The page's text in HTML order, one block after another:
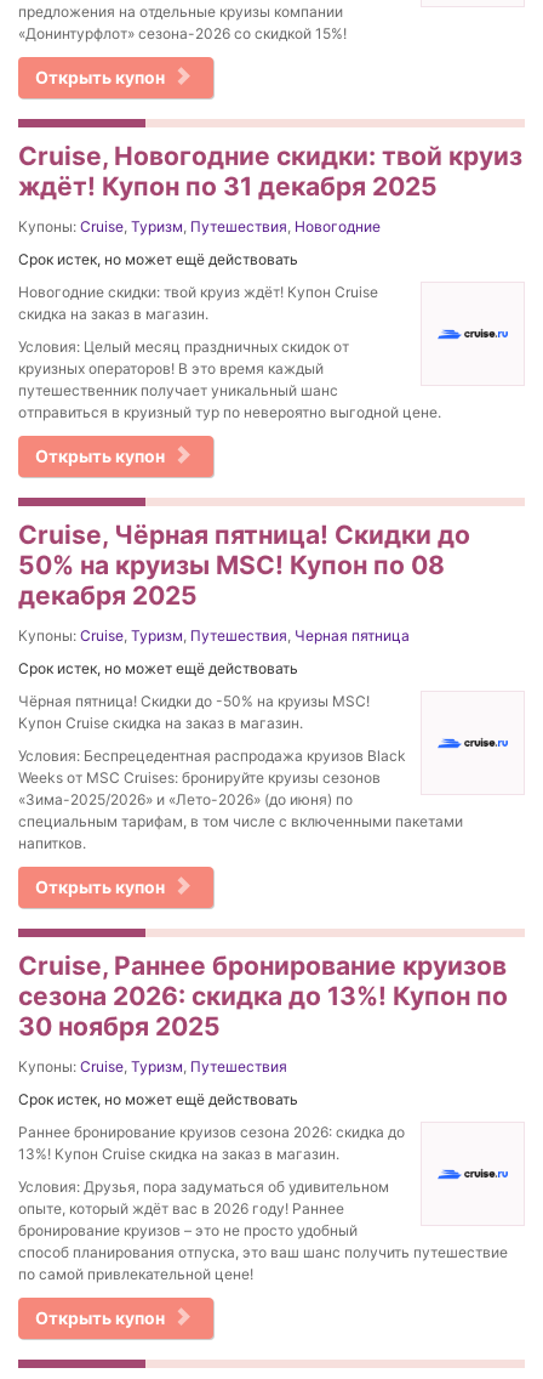
предложения на отдельные круизы компании
«Донинтурфлот» сезона-2026 со скидкой 15%!
Открыть купон
Cruise, Новогодние скидки: твой круиз
ждёт! Купон по 31 декабря 2025
Купоны: Cruise Туризм Путешествия Новогодние
Срок истек, но может ещё действовать
Новогодние скидки: твой круиз ждёт! Купон Cruise
скидка на заказ в магазин.
Условия: Целый месяц праздничных скидок от
круизных операторов! В это время каждый
путешественник получает уникальный шанс
отправиться в круизный тур по невероятно выгодной цене.
Открыть купон
Cruise, Чёрная пятница! Скидки до
50% на круизы MSC! Купон по 08
декабря 2025
Купоны: Cruise Туризм Путешествия Черная пятница
Срок истек, но может ещё действовать
Чёрная пятница! Скидки до -50% на круизы MSC!
Купон Cruise скидка на заказ в магазин.
Условия: Беспрецедентная распродажа круизов Black
Weeks от MSC Cruises: бронируйте круизы сезонов
«Зима-2025/2026» и «Лето-2026» (до июня) по
специальным тарифам, в том числе с включенными пакетами
напитков.
Открыть купон
Cruise, Раннее бронирование круизов
сезона 2026: скидка до 13%! Купон по
30 ноября 2025
Купоны: Cruise Туризм Путешествия
Срок истек, но может ещё действовать
Раннее бронирование круизов сезона 2026: скидка до
13%! Купон Cruise скидка на заказ в магазин.
Условия: Друзья, пора задуматься об удивительном
опыте, который ждёт вас в 2026 году! Раннее
бронирование круизов – это не просто удобный
способ планирования отпуска, это ваш шанс получить путешествие
по самой привлекательной цене!
Открыть купон